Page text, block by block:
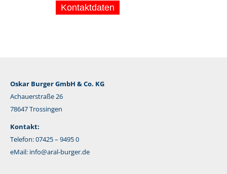
Kontaktdaten
Oskar Burger GmbH & Co. KG
Achauerstraße 26
78647 Trossingen
Kontakt:
Telefon: 07425 – 9495 0
eMail: info@aral-burger.de